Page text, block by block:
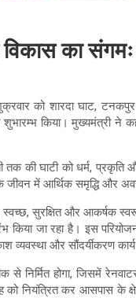
का
को शारदा घाट,
किया। मुख्यमंत्री ने
तक की घाटी को धर्म,
में आर्थिक समृद्धि और
सुरक्षित और आकर्षक
जा रहा है। इस
व्यवस्था और सौंदर्यीकरण
निर्मित होगा, जिसमें
नियंत्रित कर आसपास के